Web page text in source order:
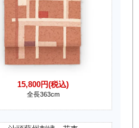
15,800円(税込)
全長363cm